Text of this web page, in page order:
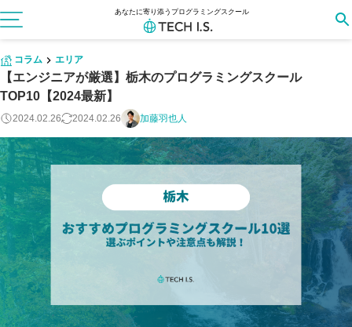
あなたに寄り添うプログラミングスクール
コラム エリア
【エンジニアが厳選】栃木のプログラミングスクール
TOP10【2024最新】
2024.02.26 2024.02.26 加藤羽也人